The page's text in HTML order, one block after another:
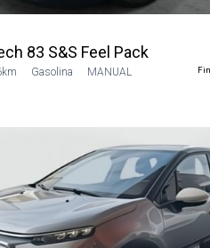
83 S&S Feel Pack
Gasolina MANUAL